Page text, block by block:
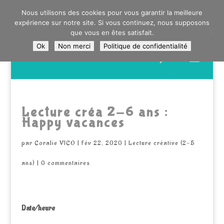
0603176412 - RDV CHEZ SO WATT À SAINT ANDRÉ OU
DANS LA MÉTROPOLE LILLOISE
CRAIENCO@GMAIL.COM
produits
Lecture créa 2-6 ans :
Happy vacances
par Coralie VICO | Fév 22, 2020 | Lecture créative (2-5
ans) | 0 commentaires
Date/heure
Nous utilisons des cookies pour vous garantir la meilleure
expérience sur notre site. Si vous continuez, nous supposons
que vous en êtes satisfait.
Ok
Non merci Politique de confidentialité